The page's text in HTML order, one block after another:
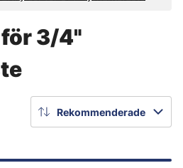
3/4"
Rekommenderade